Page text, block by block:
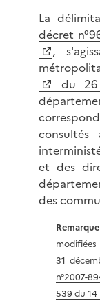
La
décret
,
du 26
et des
des
31
n°2007-
539 du